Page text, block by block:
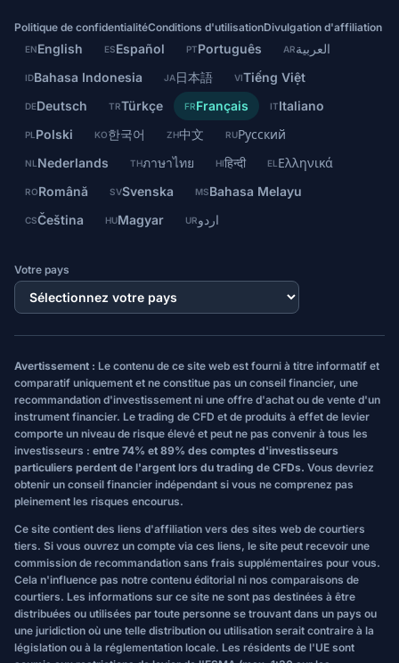
Politique de confidentialitéConditions d'utilisationDivulgation d'affiliation
ENEnglish ESEspañol PTPortuguês ARالعربية
IDBahasa Indonesia JA日本語 VITiếng Việt
DEDeutsch TRTürkçe FRFrançais ITItaliano
PL Polski KO한국어 ZH中文 RUРусский
NL Nederlands THภาษาไทย HIहिन्दी EL Ελληνικά
RORomână SVSvenska MSBahasa Melayu
CSČeština HUMagyar URاردو
Votre pays
Avertissement : Le contenu de ce site web est fourni à titre informatif et
comparatif uniquement et ne constitue pas un conseil financier, une
recommandation d'investissement ni une offre d'achat ou de vente d'un
instrument financier. Le trading de CFD et de produits à effet de levier
comporte un niveau de risque élevé et peut ne pas convenir à tous les
investisseurs : entre 74% et 89% des comptes d'investisseurs
particuliers perdent de l'argent lors du trading de CFDs. Vous devriez
obtenir un conseil financier indépendant si vous ne comprenez pas
pleinement les risques encourus.
Ce site contient des liens d'affiliation vers des sites web de courtiers
tiers. Si vous ouvrez un compte via ces liens, le site peut recevoir une
commission de recommandation sans frais supplémentaires pour vous.
Cela n'influence pas notre contenu éditorial ni nos comparaisons de
courtiers. Les informations sur ce site ne sont pas destinées à être
distribuées ou utilisées par toute personne se trouvant dans un pays ou
une juridiction où une telle distribution ou utilisation serait contraire à la
législation ou à la réglementation locale. Les résidents de l'UE sont